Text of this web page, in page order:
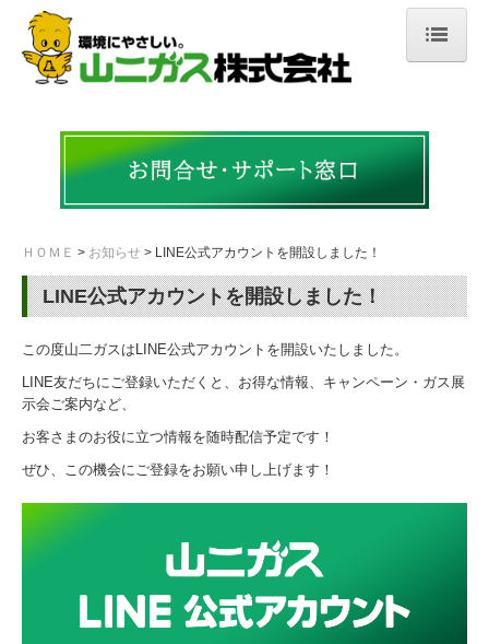
ＨＯＭＥ
会社案内
ご挨拶・会社概要
許認可・資格
事業紹介
LPガス事業
ソリューション事業
採用情報
ＨＯＭＥ お知らせ LINE公式アカウントを開設しました！
LINE公式アカウントを開設しました！
この度山二ガスはLINE公式アカウントを開設いたしました。
LINE友だちにご登録いただくと、お得な情報、キャンペーン・ガス展
示会ご案内など、
お客さまのお役に立つ情報を随時配信予定です！
ぜひ、この機会にご登録をお願い申し上げます！